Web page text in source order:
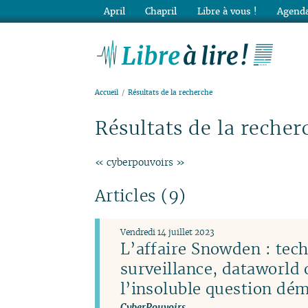
Accueil Résultats de la recherche
Résultats de la
« cyberpouvoirs »
Articles (9)
L’affaire Snowden :
surveillance, dataworld
l’insoluble question
Vendredi 14 juillet 2023
April Chapril Libre à vous !